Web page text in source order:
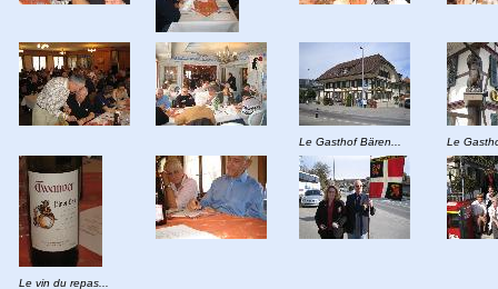
Le Gasthof Bären... Le
Le vin du repas...